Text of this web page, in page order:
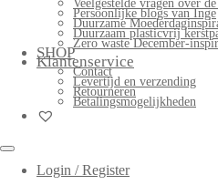
Veelgestelde vragen over
Persoonlijke blogs van Inge
Duurzame
Duurzaam plasticvrij
Zero waste December-
SHOP
Klantenservice
Contact
Levertijd en verzending
Retourneren
Betalingsmogelijkheden
Login / Register